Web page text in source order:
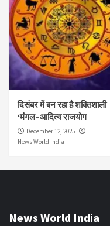
दिसंबर में बन रहा है शक्तिशाली
‘मंगल–आदित्य राजयोग
December 12, 2025
News World India
News World India